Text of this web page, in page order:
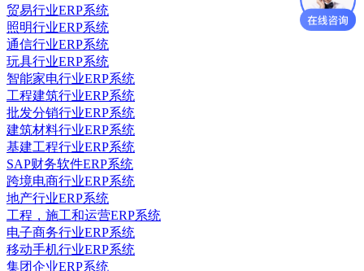
贸易行业ERP系统
照明行业ERP系统
通信行业ERP系统
玩具行业ERP系统
智能家电行业ERP系统
工程建筑行业ERP系统
批发分销行业ERP系统
建筑材料行业ERP系统
基建工程行业ERP系统
SAP财务软件ERP系统
跨境电商行业ERP系统
地产行业ERP系统
工程，施工和运营ERP系统
电子商务行业ERP系统
移动手机行业ERP系统
集团企业ERP系统